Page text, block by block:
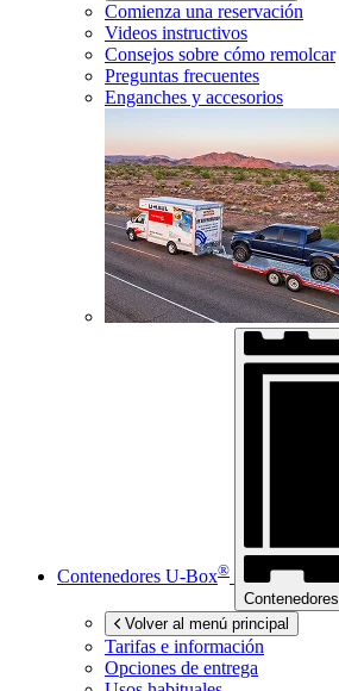
Comienza una reservación
Videos instructivos
Consejos sobre cómo remolcar
Preguntas frecuentes
Enganches y accesorios
Contenedores U-Box®
Contenedores
Volver al menú principal
Tarifas e información
Opciones de entrega